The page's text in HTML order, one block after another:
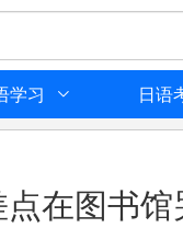
学习 日语
在图书